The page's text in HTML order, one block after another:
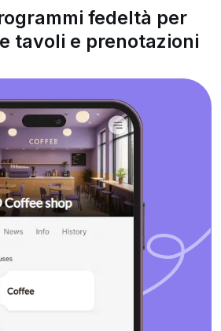
fedeltà per
tavoli e prenotazioni